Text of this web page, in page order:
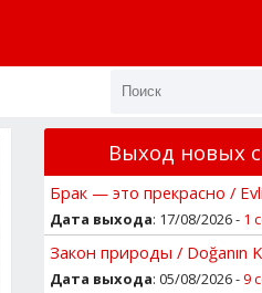
Выход новых
Брак — это прекрасно /
Дата выхода: 17/08/2026 - 1
Закон природы / Doğanın
Дата выхода: 05/08/2026 -9